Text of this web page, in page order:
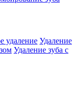
удаление Удаление
Удаление зуба с